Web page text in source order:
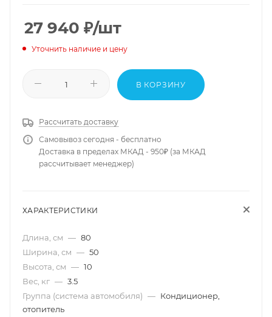
27 940 ₽/шт
Уточнить наличие и цену
В КОРЗИНУ
Рассчитать доставку
Самовывоз сегодня - бесплатно
Доставка в пределах МКАД - 950₽ (за МКАД
рассчитывает менеджер)
ХАРАКТЕРИСТИКИ
Длина, см — 80
Ширина, см — 50
Высота, см — 10
Вес, кг — 3.5
Группа (система автомобиля) — Кондиционер,
отопитель